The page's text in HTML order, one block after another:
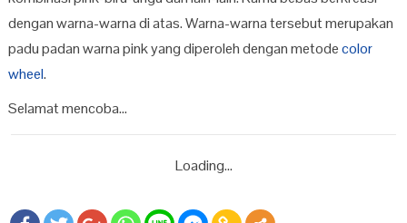
dengan warna-warna di atas. Warna-warna tersebut merupakan
padu padan warna pink yang diperoleh dengan metodecolor
wheel.
Selamat mencoba…
Loading...